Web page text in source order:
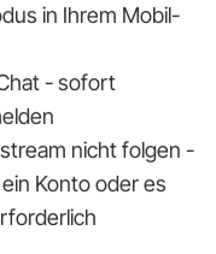
in Ihrem Mobil-
- sofort
nicht folgen -
Konto oder es